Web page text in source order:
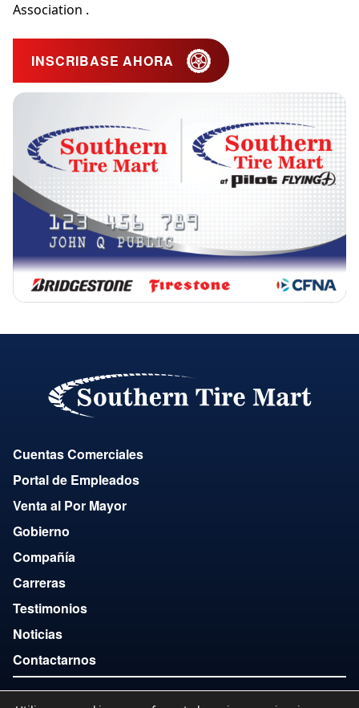
Association .
INSCRIBASE AHORA
Cuentas Comerciales
Portal de Empleados
Venta al Por Mayor
Gobierno
Compañía
Carreras
Testimonios
Noticias
Contactarnos